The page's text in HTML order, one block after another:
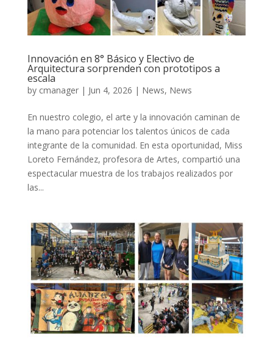
Innovación en 8° Básico y Electivo de
Arquitectura sorprenden con prototipos a
escala
by cmanager| Jun 4, 2026 | News, News
En nuestro colegio, el arte y la innovación caminan de
la mano para potenciar los talentos únicos de cada
integrante de la comunidad. En esta oportunidad, Miss
Loreto Fernández, profesora de Artes, compartió una
espectacular muestra de los trabajos realizados por
las...